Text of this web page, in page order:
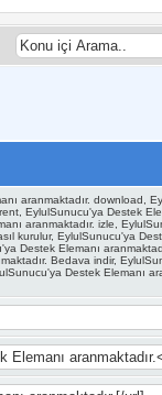
aranmaktadır. download,
EylulSunucu'ya Destek
aranmaktadır. izle,
kurulur, EylulSunucu'ya
Destek Elemanı
Bedava indir,
Destek Elemanı